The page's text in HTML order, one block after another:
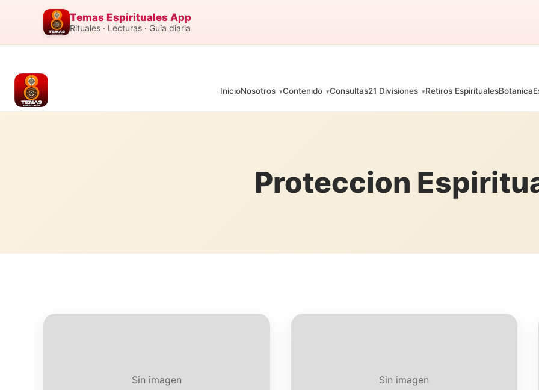
Temas Espirituales App
Rituales · Lecturas · Guía diaria
InicioNosotros Contenido Consultas21 Divisiones Retiros EspiritualesBotanica
Proteccion
Sin imagen Sin imagen